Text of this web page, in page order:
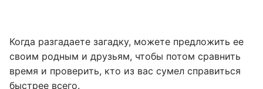
Когда разгадаете загадку, можете предложить ее
своим родным и друзьям, чтобы потом сравнить
время и проверить, кто из вас сумел справиться
быстрее всего.